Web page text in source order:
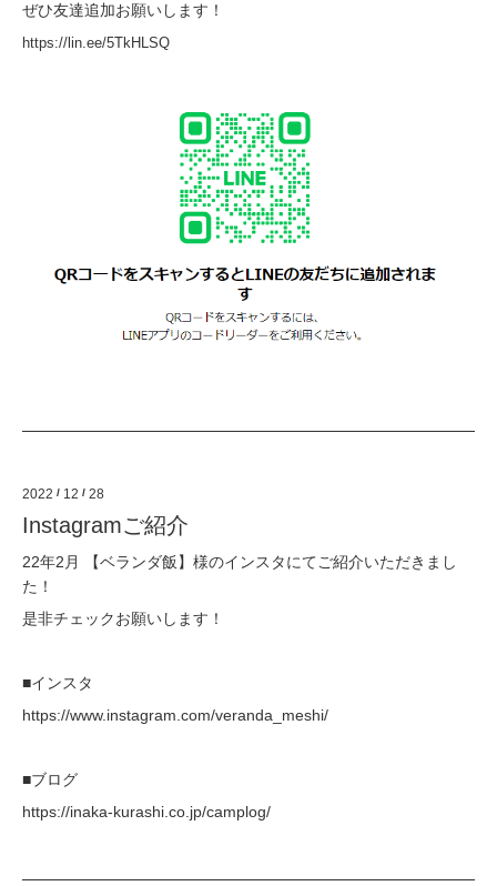
ぜひ友達追加お願いします！
https://lin.ee/5TkHLSQ
2022 / 12 / 28
Instagramご紹介
22年2月 【ベランダ飯】様のインスタにてご紹介いただきまし
た！
是非チェックお願いします！
■インスタ
https://www.instagram.com/veranda_meshi/
■ブログ
https://inaka-kurashi.co.jp/camplog/